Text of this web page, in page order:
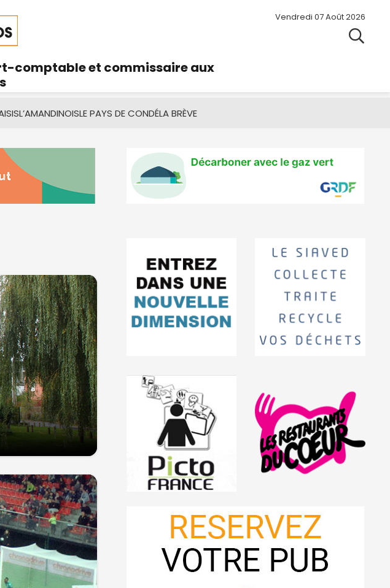
Vendredi 07 Août 2026
comptable et commissaire aux
L’AMANDINOISLE PAYS DE CONDÉLA BRÈVE